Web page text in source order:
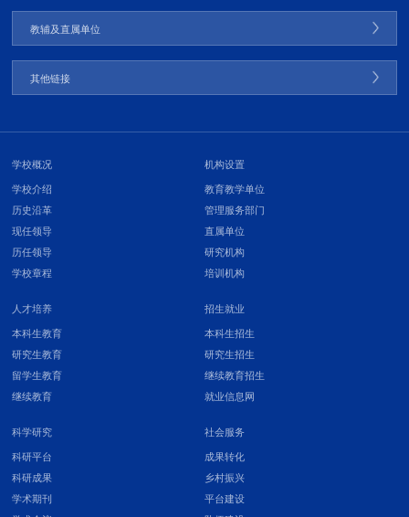
教辅及直属单位
其他链接
学校概况
学校介绍
历史沿革
现任领导
历任领导
学校章程
机构设置
教育教学单位
管理服务部门
直属单位
研究机构
培训机构
人才培养
本科生教育
研究生教育
留学生教育
继续教育
招生就业
本科生招生
研究生招生
继续教育招生
就业信息网
科学研究
科研平台
科研成果
学术期刊
社会服务
成果转化
乡村振兴
平台建设